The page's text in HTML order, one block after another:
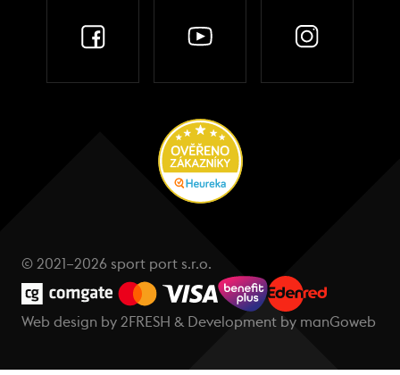
© 2021–2026 sport port s.r.o.
Web design by 2FRESH & Development by manGoweb